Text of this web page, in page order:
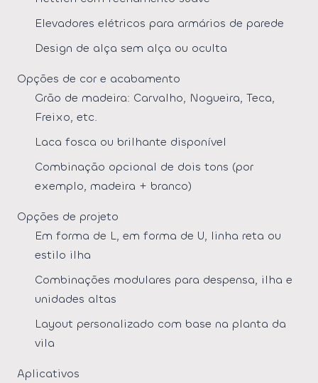
Elevadores elétricos para armários de parede
Design de alça sem alça ou oculta
Opções de cor e acabamento
Grão de madeira: Carvalho, Nogueira, Teca,
Freixo, etc.
Laca fosca ou brilhante disponível
Combinação opcional de dois tons (por
exemplo, madeira + branco)
Opções de projeto
Em forma de L, em forma de U, linha reta ou
estilo ilha
Combinações modulares para despensa, ilha e
unidades altas
Layout personalizado com base na planta da
vila
Aplicativos